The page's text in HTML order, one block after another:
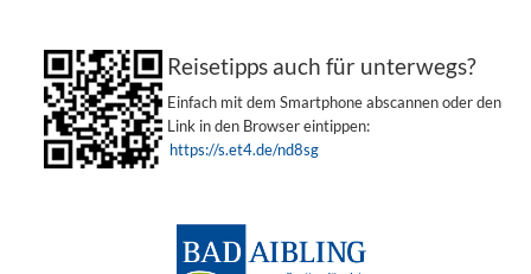
https://s.et4.de/nd8sg
Reisetipps auch für unterwegs?
Einfach mit dem Smartphone abscannen oder den
Link in den Browser eintippen: